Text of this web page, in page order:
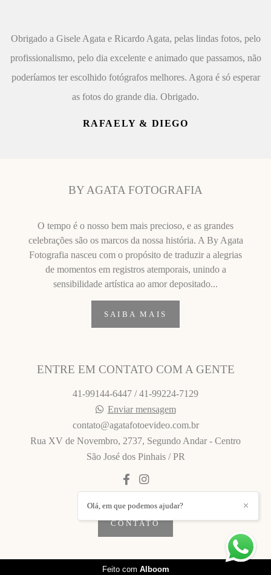
Obrigado a Gisele Agata e Ricardo Agata, pelas lindas fotos, pelo
profissionalismo, pelo dia excelente e animado que passamos, não
poderíamos ter escolhido fotógrafos melhores. Agora é só esperar
as fotos do grande dia. Obrigado.
RAFAELY & DIEGO
BY AGATA FOTOGRAFIA
O tempo é o nosso bem mais precioso, e as grandes
celebrações são os marcos da nossa história. A By Agata
Fotografia nasceu com o propósito de traduzir a alegrias
de momentos em registros atemporais, unindo a
sensibilidade artística ao amor depositado...
SAIBA MAIS
ENTRE EM CONTATO COM A GENTE
41-99144-6447 / 41-99224-7129
Enviar mensagem
contato@agatafotoevideo.com.br
Rua XV de Novembro, 2737, Segundo Andar - Centro
São José dos Pinhais / PR
CONTATO
✕
Olá, em que podemos ajudar?
Feito com Alboom